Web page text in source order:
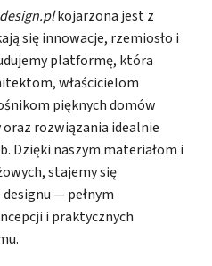
kojarzona jest z
się innowacje, rzemiosło i
platformę, która
właścicielom
pięknych domów
oraz rozwiązania idealnie
Dzięki naszym materiałom i
stajemy się
— pełnym
i praktycznych